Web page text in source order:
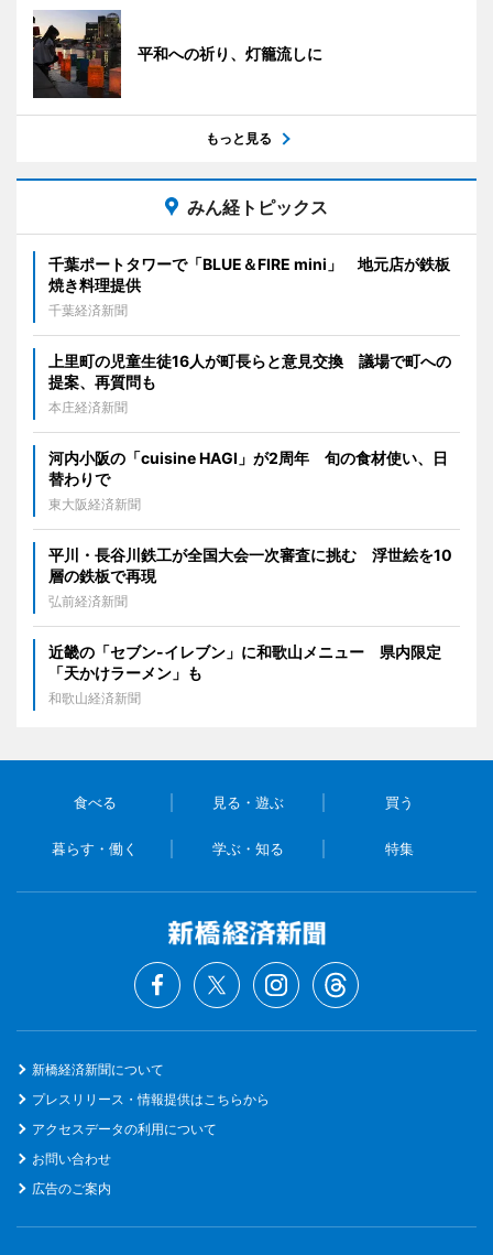
平和への祈り、灯籠流しに
もっと見る
みん経トピックス
千葉ポートタワーで「BLUE＆FIRE mini」 地元店が鉄板
焼き料理提供
千葉経済新聞
上里町の児童生徒16人が町長らと意見交換 議場で町への
提案、再質問も
本庄経済新聞
河内小阪の「cuisine HAGI」が2周年 旬の食材使い、日
替わりで
東大阪経済新聞
平川・長谷川鉄工が全国大会一次審査に挑む 浮世絵を10
層の鉄板で再現
弘前経済新聞
近畿の「セブン-イレブン」に和歌山メニュー 県内限定
「天かけラーメン」も
和歌山経済新聞
食べる 見る・遊ぶ 買う
暮らす・働く 学ぶ・知る 特集
新橋経済新聞について
プレスリリース・情報提供はこちらから
アクセスデータの利用について
お問い合わせ
広告のご案内